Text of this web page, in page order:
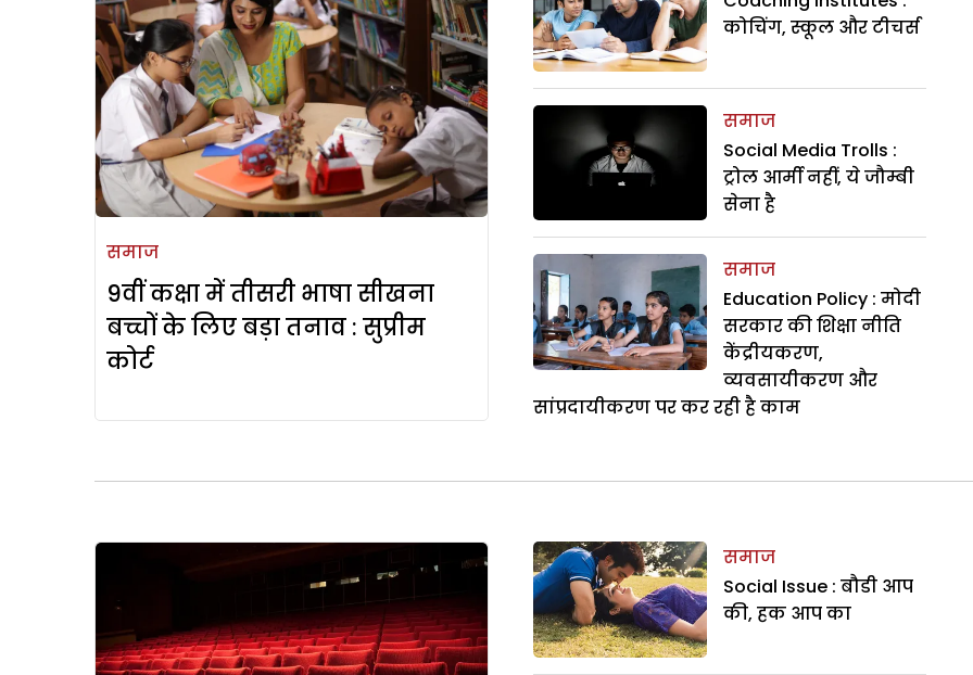
समाज
9वीं कक्षा में तीसरी भाषा सीखना
बच्चों के लिए बड़ा तनाव : सुप्रीम
कोर्ट
कोचिंग, स्कूल और टीचर्स
समाज
Social Media Trolls :
ट्रोल आर्मी नहीं, ये जौम्बी
सेना है
समाज
Education Policy : मोदी
सरकार की शिक्षा नीति
केंद्रीयकरण,
व्यवसायीकरण और
सांप्रदायीकरण पर कर रही है काम
समाज
Social Issue : बौडी आप
की, हक आप का